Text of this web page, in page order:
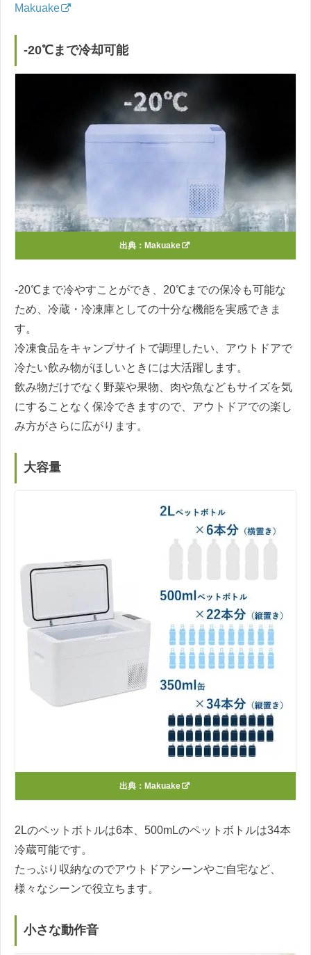
Makuake
-20℃まで冷却可能
出典： Makuake
-20℃まで冷やすことができ、20℃までの保冷も可能な
ため、冷蔵・冷凍庫としての十分な機能を実感できま
す。
冷凍食品をキャンプサイトで調理したい、アウトドアで
冷たい飲み物がほしいときには大活躍します。
飲み物だけでなく野菜や果物、肉や魚などもサイズを気
にすることなく保冷できますので、アウトドアでの楽し
み方がさらに広がります。
大容量
出典： Makuake
2Lのペットボトルは6本、500mLのペットボトルは34本
冷蔵可能です。
たっぷり収納なのでアウトドアシーンやご自宅など、
様々なシーンで役立ちます。
小さな動作音